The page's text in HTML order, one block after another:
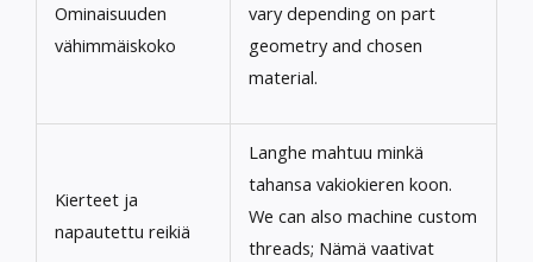
Ominaisuuden
vähimmäiskoko
vary depending on part
geometry and chosen
material.
Kierteet ja
napautettu reikiä
Langhe mahtuu minkä
tahansa vakiokieren koon.
We can also machine custom
threads; Nämä vaativat